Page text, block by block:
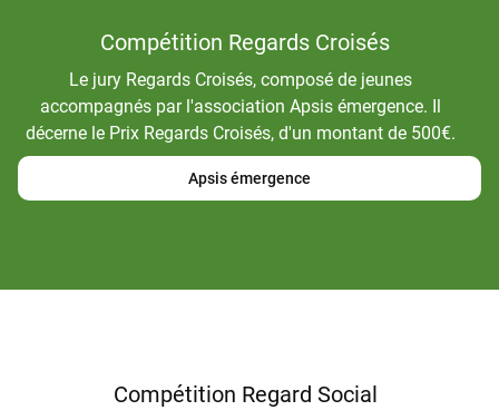
Compétition Regards Croisés
Le jury Regards Croisés, composé de jeunes
accompagnés par l'association Apsis émergence. Il
décerne le Prix Regards Croisés, d'un montant de 500€.
Apsis émergence
Compétition Regard Social